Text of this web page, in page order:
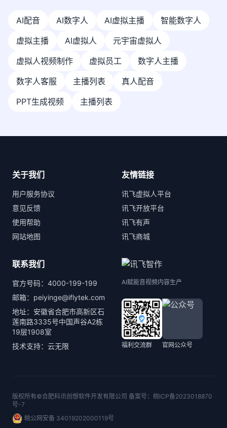
AI配音 AI数字人 AI虚拟主播
智能数字人
虚拟主播
AI虚拟人
元宇宙虚拟人
虚拟人视频制作
虚拟员工
数字人主播
数字人客服
主播列表
真人配音
PPT生成视频
主播列表
关于我们
用户服务协议
意见反馈
使用帮助
网站地图
友情链接
讯飞虚拟人平台
讯飞开放平台
讯飞有声
讯飞商城
联系我们
官方号码：4000-199-199
邮箱：peiyinge@iflytek.com
地址：安徽省合肥市高新区石
莲南路3335号中国声谷A2栋
19层1908室
技术支持：云无限
AI赋能音视频内容生产
福利交流群 官网公众号
版权所有©合肥科讯创想软件开发有限公司 备案号： 皖ICP备2023018870
号-7
皖公网安备 34019202000119号